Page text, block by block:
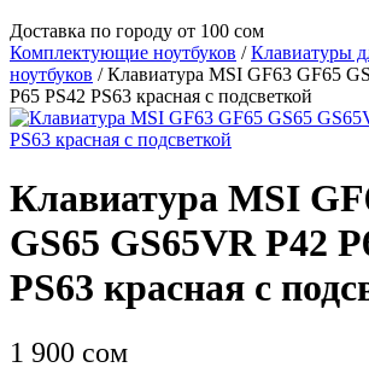
Доставка по городу от 100 сом
Комплектующие ноутбуков /Клавиатуры
ноутбуков / Клавиатура MSI GF63 GF65
P65 PS42 PS63 красная с подсветкой
Клавиатура MSI
GS65 GS65VR P42
PS63 красная с
1 900 сом